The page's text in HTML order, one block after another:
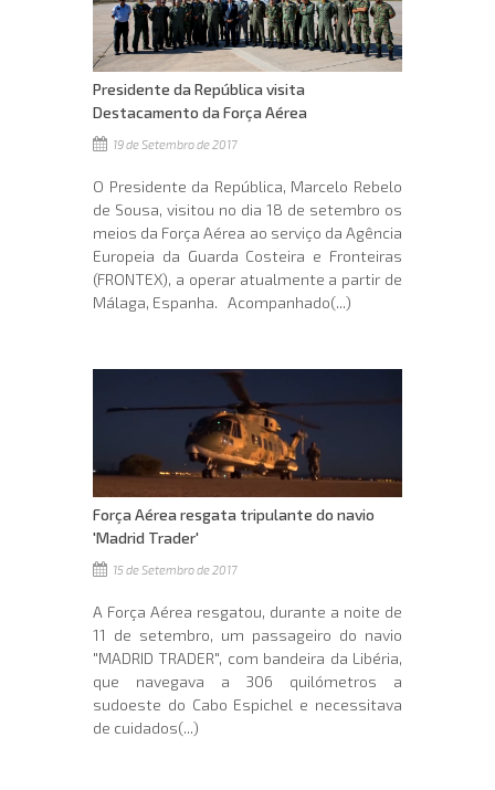
Presidente da República visita
Destacamento da Força Aérea
19 de Setembro de 2017
O Presidente da República, Marcelo Rebelo
de Sousa, visitou no dia 18 de setembro os
meios da Força Aérea ao serviço da Agência
Europeia da Guarda Costeira e Fronteiras
(FRONTEX), a operar atualmente a partir de
Málaga, Espanha. Acompanhado(...)
Força Aérea resgata tripulante do navio
'Madrid Trader'
15 de Setembro de 2017
A Força Aérea resgatou, durante a noite de
11 de setembro, um passageiro do navio
"MADRID TRADER", com bandeira da Libéria,
que navegava a 306 quilómetros a
sudoeste do Cabo Espichel e necessitava
de cuidados(...)